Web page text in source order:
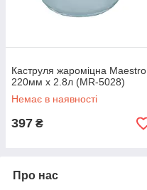
Каструля жароміцна Maestro
220мм x 2.8л (MR-5028)
Немає в наявності
397 ₴
Про нас